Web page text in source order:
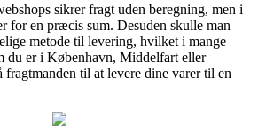
sikrer fragt uden beregning, men i
for en præcis sum. Desuden skulle man
metode til levering, hvilket i mange
er i København, Middelfart eller
til at levere dine varer til en